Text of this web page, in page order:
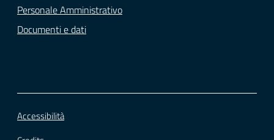
Personale Amministrativo
Documenti e dati
Accessibilità